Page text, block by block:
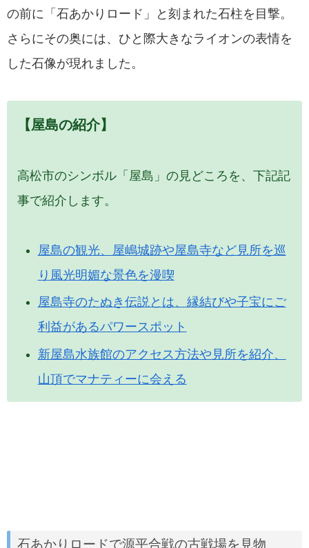
の前に「石あかりロード」と刻まれた石柱を目撃。
さらにその奥には、ひと際大きなライオンの表情を
した石像が現れました。
【屋島の紹介】
高松市のシンボル「屋島」の見どころを、下記記
事で紹介します。
屋島の観光、屋嶋城跡や屋島寺など見所を巡
り風光明媚な景色を漫喫
屋島寺のたぬき伝説とは、縁結びや子宝にご
利益があるパワースポット
新屋島水族館のアクセス方法や見所を紹介、
山頂でマナティーに会える
石あかりロードで源平合戦の古戦場を見物